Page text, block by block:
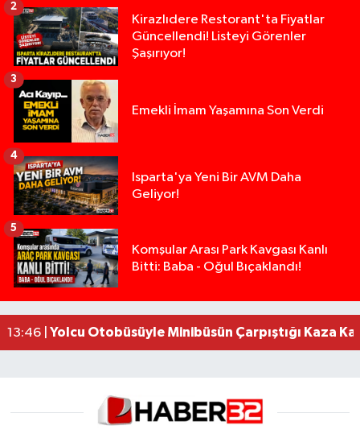
Kirazlıdere Restorant'ta Fiyatlar
Güncellendi! Listeyi Görenler
Şaşırıyor!
2
Emekli İmam Yaşamına Son Verdi
3
Isparta'ya Yeni Bir AVM Daha
Geliyor!
4
Komşular Arası Park Kavgası Kanlı
Bitti: Baba - Oğul Bıçaklandı!
5
19:36 |Isparta’da Silah Operasyonu: 165 Tabanca Ele
17:18 |Anız Yangını Kazaya Neden Oldu: 13 Araç
17:08 |Alevlere Teslim Olan Gecekondu Kullanılamaz
13:46 | Yolcu Otobüsüyle Minibüsün Çarpıştığı Kaza